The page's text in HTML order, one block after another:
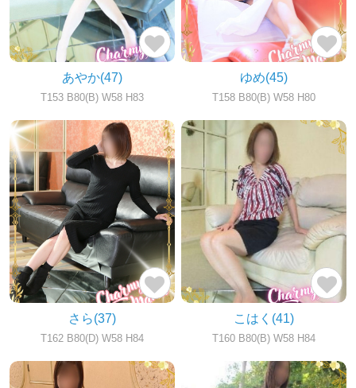
あやか(47)
T153 B80(B) W58 H83
ゆめ(45)
T158 B80(B) W58 H80
さら(37)
T162 B80(D) W58 H84
こはく (41)
T160 B80(B) W58 H84